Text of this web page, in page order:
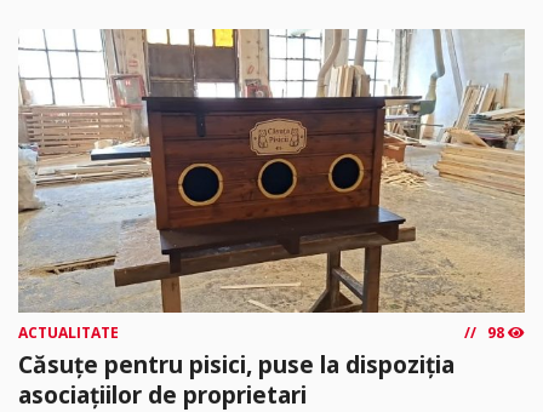
ACTUALITATE 98
Căsuțe pentru pisici, puse la dispoziția
asociațiilor de proprietari